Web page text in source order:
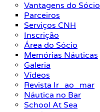
Vantagens do Sócio
Parceiros
Serviços CNH
Inscrição
Área do Sócio
Memórias Náuticas
Galeria
Vídeos
Revista Ir_ao_mar
Náutica no Bar
School At Sea